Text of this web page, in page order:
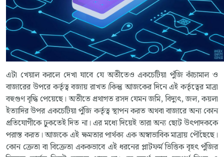
এটা খেয়াল করলে দেখা যাবে যে অতীতেও একচেটিয়া পুঁজি কাঁচামাল ও
বাজারের উপরে কর্তৃত্ব বজায় রাখত।কিন্তু আজকের দিনে এই কর্তৃত্বের মাত্রা
বহুগুণ বৃদ্ধি পেয়েছে। অতীতে প্রথাগত রসদ যেমন জমি, বিদ্যুৎ, জল, কয়লা
ইত্যাদির উপর একচেটিয়া পুঁজি কর্তৃত্ব স্থাপন করত অথবা বাজারে অন্য কোন
প্রতিযোগীকে ঢুকতেই দিত না। এর মধ্যে দিয়েই তারা অন্য ছোট উৎপাদককে
পরাস্ত করত। আজকে এই ক্ষমতার পার্থক্য এক অস্বাভাবিক মাত্রায় পৌঁছেছে।
কোন ক্রেতা বা বিক্রেতা এককভাবে এই ধরনের প্লাটফর্ম ভিত্তিক বৃহৎ পুঁজির